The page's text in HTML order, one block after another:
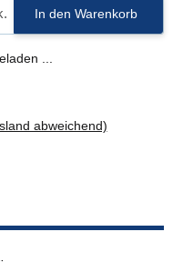
In den Warenkorb
...
abweichend)